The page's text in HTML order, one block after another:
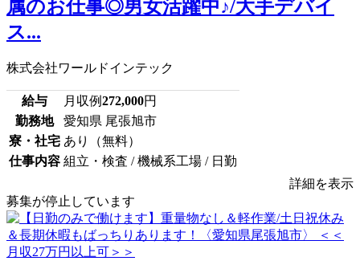
属のお仕事◎男女活躍中♪/大手デバイ
ス...
株式会社ワールドインテック
給与 月収例272,000円
勤務地
愛知県 尾張旭市
寮・社宅 あり（無料）
仕事内容 組立・検査 / 機械系工場 / 日勤
詳細を表示
募集が停止しています